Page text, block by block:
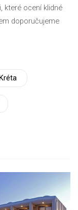
které ocení klidné
doporučujeme